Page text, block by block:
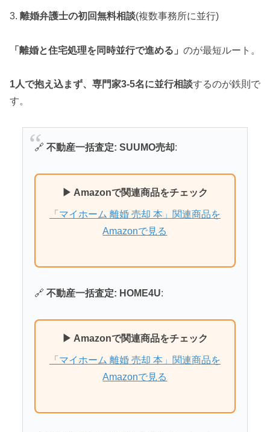
3. 離婚弁護士の初回無料相談(複数事務所に並行)
「離婚と住宅処理を同時並行で進める」 のが最短ルート。
1人で抱え込まず、専門家3-5名に並行相談するのが鉄則で
す。
🔗 不動産一括査定: SUUMO売却:
▶ Amazonで関連商品をチェック
「マイホーム 離婚 売却 本」関連商品を
Amazonで見る
🔗 不動産一括査定: HOME4U:
▶ Amazonで関連商品をチェック
「マイホーム 離婚 売却 本」関連商品を
Amazonで見る